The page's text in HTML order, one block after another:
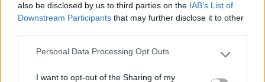
also be disclosed by us to third parties on the IAB’s List of
Downstream Participants that may further disclose it to other
Please note that this website/app uses one or more Google
Personal Data Processing Opt Outs
I want to opt-out of the Sharing of my
Fede2013 27/07/2017 23:05
campeggio ma con un costo molto più basso